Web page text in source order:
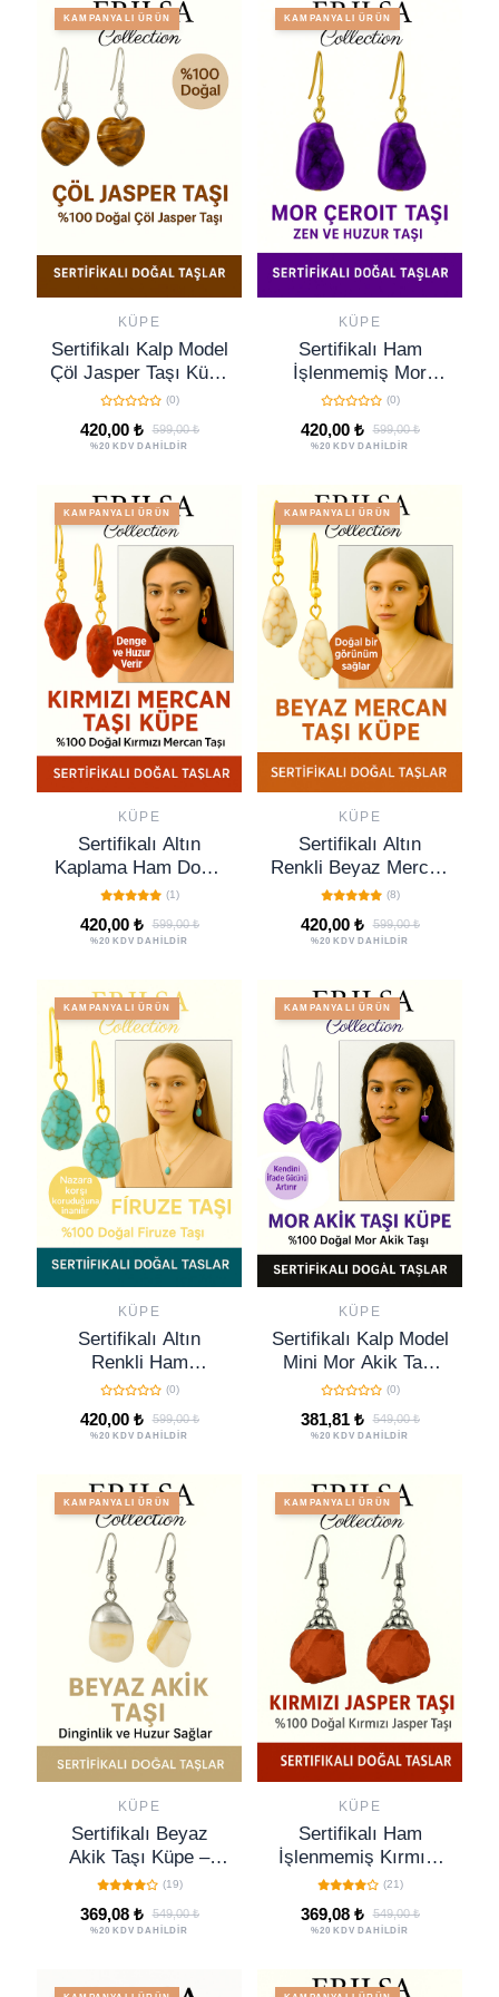
KAMPANYALI ÜRÜN
KÜPE
Sertifikalı Kalp Model
Çöl Jasper Taşı Küpe
– Güç, Denge ve
Koruma Taşı
(0)
420,00 ₺ 599,00 ₺
%20 KDV DAHİLDİR
KAMPANYALI ÜRÜN
KÜPE
Sertifikalı Ham
İşlenmemiş Mor
Çeroit Taşı Küpe –
Ruhsal Dönüşüm,
Şifa ve Enerji Taşı
(0)
420,00 ₺ 599,00 ₺
%20 KDV DAHİLDİR
KAMPANYALI ÜRÜN
KÜPE
Sertifikalı Altın
Kaplama Ham Doğal
Kırmızı Mercan Taşı
Küpe – Tutku, Enerji
ve Dişil Gücü
(1)
420,00 ₺ 599,00 ₺
%20 KDV DAHİLDİR
KAMPANYALI ÜRÜN
KÜPE
Sertifikalı Altın
Renkli Beyaz Mercan
Taşı Küpe – Saflık,
Huzur ve Zarif Enerji
Taşı
(8)
420,00 ₺ 599,00 ₺
%20 KDV DAHİLDİR
KAMPANYALI ÜRÜN
KÜPE
Sertifikalı Altın
Renkli Ham
İşlenmemiş Firuze
Taşı Küpe – Koruma,
Şans ve Ruhsal
(0)
420,00 ₺ 599,00 ₺
%20 KDV DAHİLDİR
KAMPANYALI ÜRÜN
KÜPE
Sertifikalı Kalp Model
Mini Mor Akik Taşı
Doğal Taş Küpe –
Koruma, Denge ve
Ruhsal Şifa Taşı
(0)
381,81 ₺ 549,00 ₺
%20 KDV DAHİLDİR
KAMPANYALI ÜRÜN
KÜPE
Sertifikalı Beyaz
Akik Taşı Küpe –
Saflık, Huzur ve
Ruhsal Denge Taşı
(19)
369,08 ₺ 549,00 ₺
%20 KDV DAHİLDİR
KAMPANYALI ÜRÜN
KÜPE
Sertifikalı Ham
İşlenmemiş Kırmızı
Jasper Taşı Küpe –
Güç, Topraklanma ve
Ruhsal Dayanıklılık
(21)
369,08 ₺ 549,00 ₺
%20 KDV DAHİLDİR